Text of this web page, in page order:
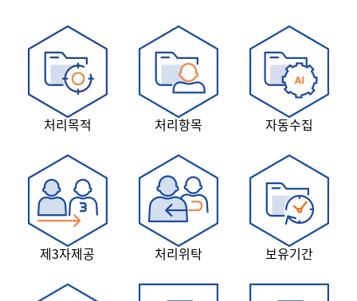
처리목적 처리항목 자동수집
제3자제공 처리위탁 보유기간